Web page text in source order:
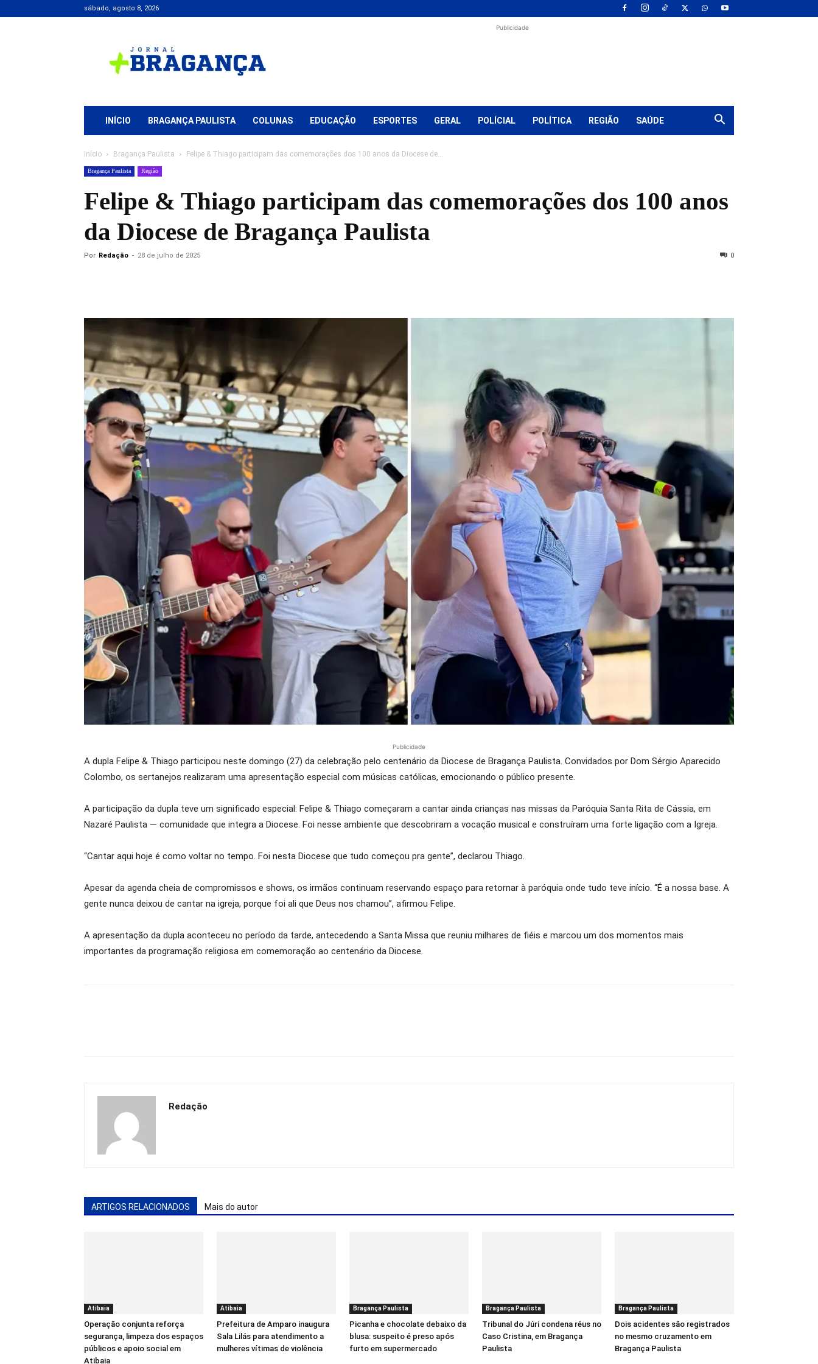
sábado, agosto 8, 2026
+
Bragança
Publicidade
INÍCIO BRAGANÇA PAULISTA COLUNAS EDUCAÇÃO ESPORTES GERAL POLÍCIAL POLÍTICA REGIÃO SAÚDE
Início Bragança Paulista Felipe & Thiago participam das comemorações dos 100 anos da Diocese de...
Bragança Paulista Região
Felipe & Thiago participam das comemorações dos 100 anos
da Diocese de Bragança Paulista
Por Redação - 28 de julho de 2025 0
Publicidade
A dupla Felipe & Thiago participou neste domingo (27) da celebração pelo centenário da Diocese de Bragança Paulista. Convidados por Dom Sérgio Aparecido
Colombo, os sertanejos realizaram uma apresentação especial com músicas católicas, emocionando o público presente.
A participação da dupla teve um significado especial: Felipe & Thiago começaram a cantar ainda crianças nas missas da Paróquia Santa Rita de Cássia, em
Nazaré Paulista — comunidade que integra a Diocese. Foi nesse ambiente que descobriram a vocação musical e construíram uma forte ligação com a Igreja.
“Cantar aqui hoje é como voltar no tempo. Foi nesta Diocese que tudo começou pra gente”, declarou Thiago.
Apesar da agenda cheia de compromissos e shows, os irmãos continuam reservando espaço para retornar à paróquia onde tudo teve início. “É a nossa base. A
gente nunca deixou de cantar na igreja, porque foi ali que Deus nos chamou”, afirmou Felipe.
A apresentação da dupla aconteceu no período da tarde, antecedendo a Santa Missa que reuniu milhares de fiéis e marcou um dos momentos mais
importantes da programação religiosa em comemoração ao centenário da Diocese.
Redação
ARTIGOS RELACIONADOS Mais do autor
Atibaia
Operação conjunta reforça
segurança, limpeza dos espaços
públicos e apoio social em
Atibaia
Atibaia
Prefeitura de Amparo inaugura
Sala Lilás para atendimento a
mulheres vítimas de violência
Bragança Paulista
Picanha e chocolate debaixo da
blusa: suspeito é preso após
furto em supermercado
Bragança Paulista
Tribunal do Júri condena réus no
Caso Cristina, em Bragança
Paulista
Bragança Paulista
Dois acidentes são registrados
no mesmo cruzamento em
Bragança Paulista